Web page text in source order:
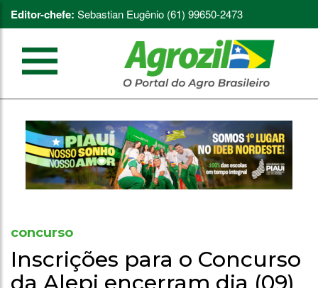
Editor-chefe: Sebastian Eugênio (61) 99650-2473
concurso
Inscrições para o Concurso
da Alepi encerram dia (09)